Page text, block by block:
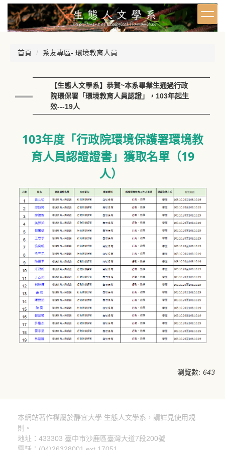
跳
到
主
首頁 系友專區- 環境教育人員
【生態人文學系】恭賀~本系畢業生通過行政
院環保署「環境教育人員認證」，103年起生
效---19人
103年度「行政院環境保護署環境教
育人員認證證書」獲取名單（19
人）
瀏覽數: 643
本網站著作權屬於靜宜大學 生態人文學系，請詳見使用規
則。
地址：433303 臺中市沙鹿區臺灣大道7段200號